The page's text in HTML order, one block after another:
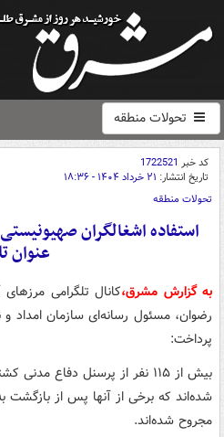
تحولات منطقه
کد خبر 1722521
تاریخ انتشار: ۲۱ خرداد ۱۴۰۴ - ۱۸:۳۶
تحولات منطقه
استفاده اشغالگران
عنوان
به گزارش مشرق،کانال تلگرامی
رضوان، مسئول رسانه‌ای سازمان امداد و
پرداخت:
شده‌اند که برخی از آنها پس از بازگشت
مجروح شده‌اند.